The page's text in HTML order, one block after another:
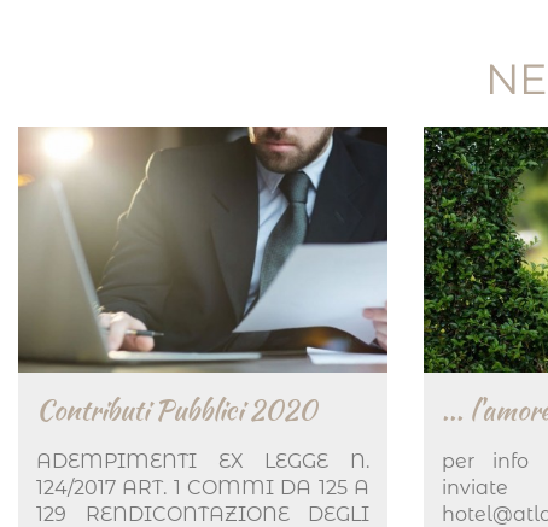
Contributi Pubblici 2020
ADEMPIMENTI EX LEGGE N.
124/2017 ART. 1 COMMI DA 125 A
129 RENDICONTAZIONE DEGLI
...
per info